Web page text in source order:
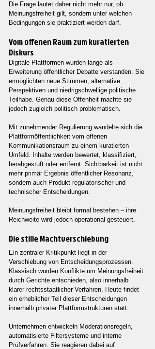
Die Frage lautet daher nicht mehr nur, ob
Meinungsfreiheit gilt, sondern unter welchen
Bedingungen sie praktiziert werden darf.
Vom offenen Raum zum kuratierten
Diskurs
Digitale Plattformen wurden lange als
Erweiterung öffentlicher Debatte verstanden. Sie
ermöglichten neue Stimmen, alternative
Perspektiven und niedrigschwellige politische
Teilhabe. Genau diese Offenheit machte sie
jedoch zugleich politisch problematisch.
Mit zunehmender Regulierung wandelte sich die
Plattformöffentlichkeit vom offenen
Kommunikationsraum zu einem kuratierten
Umfeld. Inhalte werden bewertet, klassifiziert,
herabgestuft oder entfernt. Sichtbarkeit ist nicht
mehr primär Ergebnis öffentlicher Resonanz,
sondern auch Produkt regulatorischer und
technischer Entscheidungen.
Meinungsfreiheit bleibt formal bestehen – ihre
Reichweite wird jedoch operational gesteuert.
Die stille Machtverschiebung
Ein zentraler Kritikpunkt liegt in der
Verschiebung von Entscheidungsprozessen.
Klassisch wurden Konflikte um Meinungsfreiheit
durch Gerichte entschieden, also innerhalb
klarer rechtsstaatlicher Verfahren. Heute findet
ein erheblicher Teil dieser Entscheidungen
innerhalb privater Plattformstrukturen statt.
Unternehmen entwickeln Moderationsregeln,
automatisierte Filtersysteme und interne
Prüfverfahren. Sie reagieren dabei auf